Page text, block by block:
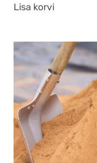
Lisa korvi